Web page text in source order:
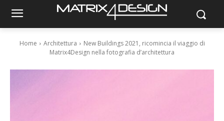
Home Architettura
New Buildings 2021, ricomincia il viaggio di
Matrix4Design nella fotografia d’architettura